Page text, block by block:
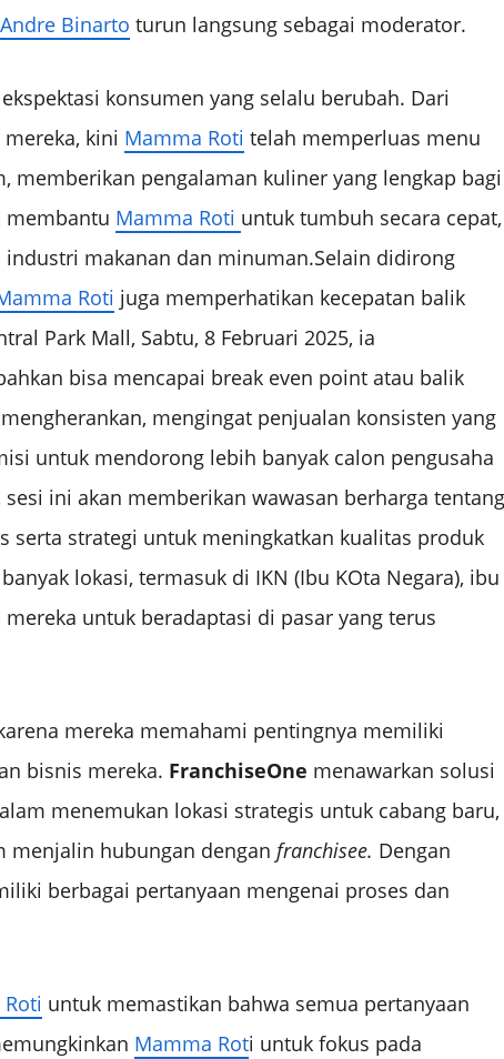
Andre Binarto turun langsung sebagai moderator.
konsumen yang selalu berubah. Dari
kini Mamma Roti telah memperluas menu
memberikan pengalaman kuliner yang lengkap bagi
membantu Mamma Roti untuk tumbuh secara cepat,
makanan dan minuman.Selain didirong
Roti juga memperhatikan kecepatan balik
Park Mall, Sabtu, 8 Februari 2025, ia
bisa mencapai break even point atau balik
mengingat penjualan konsisten yang
untuk mendorong lebih banyak calon pengusaha
ini akan memberikan wawasan berharga tentang
serta strategi untuk meningkatkan kualitas produk
lokasi, termasuk di IKN (Ibu KOta Negara), ibu
untuk beradaptasi di pasar yang terus
mereka memahami pentingnya memiliki
bisnis mereka. FranchiseOne menawarkan solusi
menemukan lokasi strategis untuk cabang baru,
menjalin hubungan dengan franchisee. Dengan
berbagai pertanyaan mengenai proses dan
untuk memastikan bahwa semua pertanyaan
Mamma Roti untuk fokus pada